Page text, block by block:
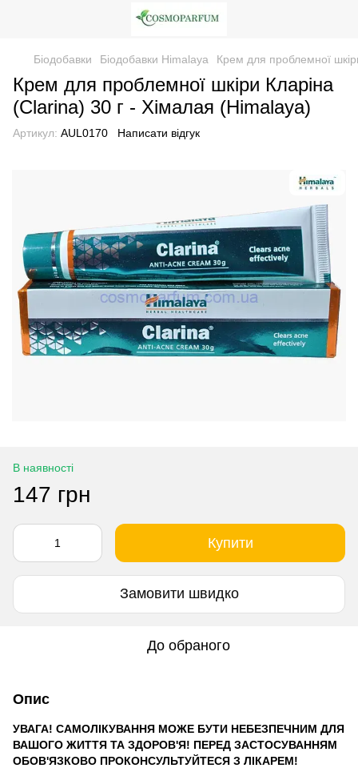
Біодобавки Біодобавки Himalaya Крем для проблемної
Крем для проблемної шкіри Кларіна
(Clarina) 30 г - Хімалая (Himalaya)
Артикул: AUL0170 Написати відгук
В наявності
147 грн
Купити
Замовити швидко
До обраного
Опис
УВАГА! САМОЛІКУВАННЯ МОЖЕ БУТИ НЕБЕЗПЕЧНИМ ДЛЯ
ВАШОГО ЖИТТЯ ТА ЗДОРОВ'Я! ПЕРЕД ЗАСТОСУВАННЯМ
ОБОВ'ЯЗКОВО ПРОКОНСУЛЬТУЙТЕСЯ З ЛІКАРЕМ!